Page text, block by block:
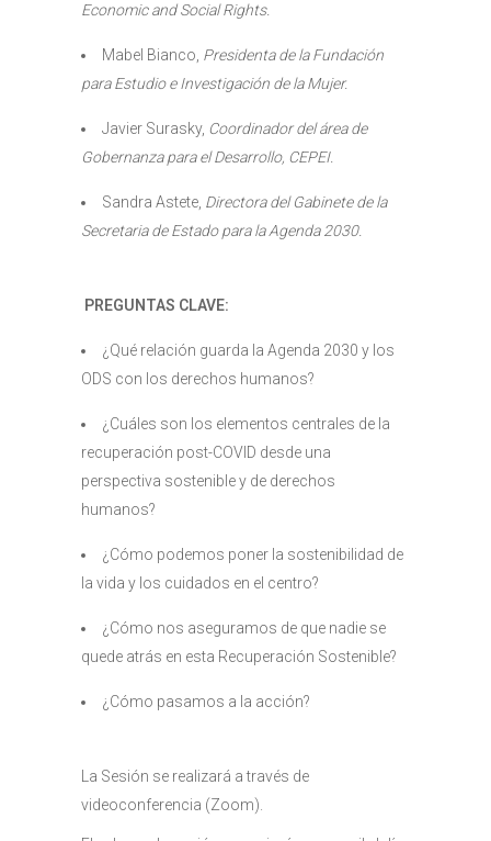
Economic and Social Rights.
Mabel Bianco, Presidenta de la Fundación
para Estudio e Investigación de la Mujer.
Javier Surasky, Coordinador del área de
Gobernanza para el Desarrollo, CEPEI.
Sandra Astete, Directora del Gabinete de la
Secretaria de Estado para la Agenda 2030.
PREGUNTAS CLAVE:
¿Qué relación guarda la Agenda 2030 y los
ODS con los derechos humanos?
¿Cuáles son los elementos centrales de la
recuperación post-COVID desde una
perspectiva sostenible y de derechos
humanos?
¿Cómo podemos poner la sostenibilidad de
la vida y los cuidados en el centro?
¿Cómo nos aseguramos de que nadie se
quede atrás en esta Recuperación Sostenible?
¿Cómo pasamos a la acción?
La Sesión se realizará a través de
videoconferencia (Zoom).